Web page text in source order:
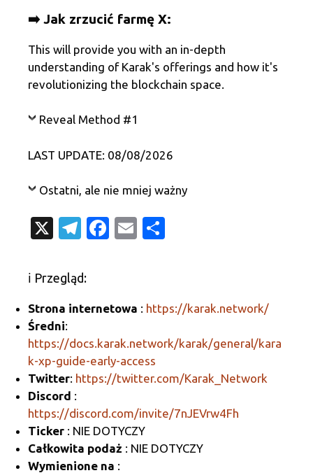
➡️ Jak zrzucić farmę X:
This will provide you with an in-depth
understanding of Karak's offerings and how it's
revolutionizing the blockchain space.
Reveal Method #1
LAST UPDATE: 08/08/2026
Ostatni, ale nie mniej ważny
X
T
e
a
m
Fa
o
o
k
E
ℹ️ Przegląd:
Strona internetowa : https://karak.network/
Średni:
https://docs.karak.network/karak/general/kara
k-xp-guide-early-access
Twitter: https://twitter.com/Karak_Network
Discord :
https://discord.com/invite/7nJEVrw4Fh
Ticker : NIE DOTYCZY
Całkowita podaż : NIE DOTYCZY
Wymienione na :